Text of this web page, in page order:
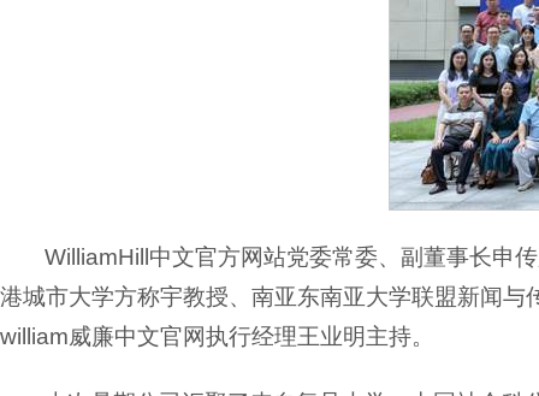
WilliamHill中文官方网站党委常委、副董事长申
港城市大学方称宇教授、南亚东南亚大学联盟新闻
william威廉中文官网执行经理王业明主持。